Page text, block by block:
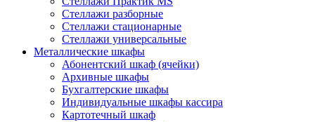
Стеллажи разборные
Стеллажи стационарные
Стеллажи универсальные
Металлические шкафы
Абонентский шкаф (ячейки)
Архивные шкафы
Бухгалтерские шкафы
Индивидуальные шкафы кассира
Картотечный шкаф